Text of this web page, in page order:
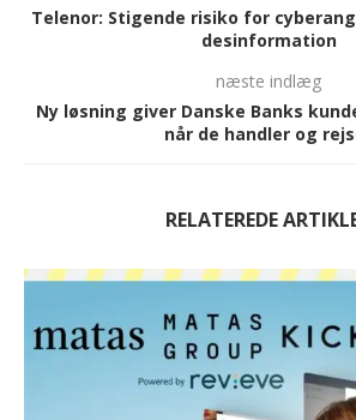
Telenor: Stigende risiko for
desinformation
næste indlæg
Ny løsning giver Danske Banks
når de handler og
RELATEREDE